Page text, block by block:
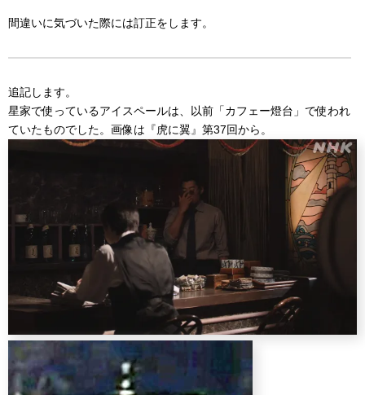
間違いに気づいた際には訂正をします。
追記します。
星家で使っているアイスペールは、以前「カフェー燈台」で使われ
ていたものでした。画像は『虎に翼』第37回から。